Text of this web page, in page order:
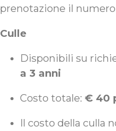
prenotazione il
Culle
Disponibili su
a 3 anni
Costo totale: € 40
Il costo della culla